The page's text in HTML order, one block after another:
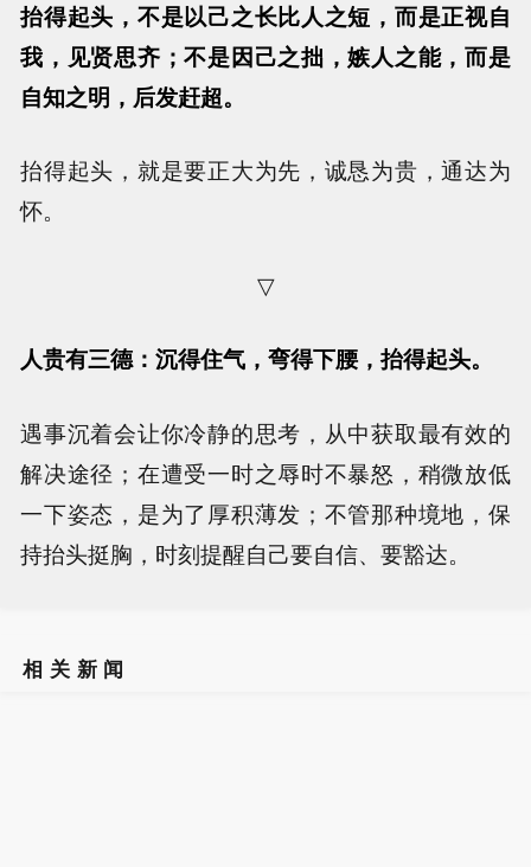
抬得起头，不是以己之长比人之短，而是正视自
我，见贤思齐；不是因己之拙，嫉人之能，而是
自知之明，后发赶超。
抬得起头，就是要正大为先，诚恳为贵，通达为
怀。
▽
人贵有三德：沉得住气，弯得下腰，抬得起头。
遇事沉着会让你冷静的思考，从中获取最有效的
解决途径；在遭受一时之辱时不暴怒，稍微放低
一下姿态，是为了厚积薄发；不管那种境地，保
持抬头挺胸，时刻提醒自己要自信、要豁达。
相关新闻